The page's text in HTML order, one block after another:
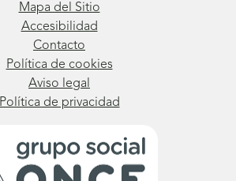
Mapa del Sitio
Accesibilidad
Contacto
Política de cookies
Aviso legal
Política de privacidad